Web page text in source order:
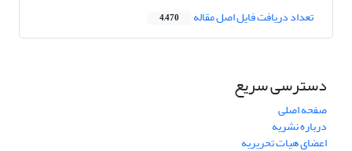
تعداد دریافت فایل اصل مقاله 4,470
دسترسی سریع
صفحه اصلی
درباره نشریه
اعضای هیات تحریریه